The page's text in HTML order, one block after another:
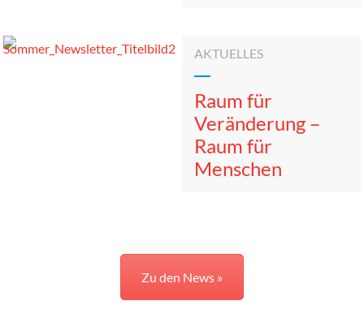
AKTUELLES
Raum für
Veränderung –
Raum für
Menschen
Zu den News »